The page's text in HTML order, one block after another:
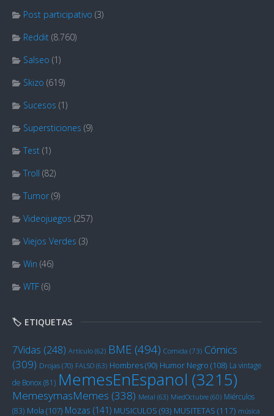
Post participativo (3)
Reddit (8.760)
Salseo (1)
Skizo (619)
Sucesos (1)
Supersticiones (9)
Test (1)
Troll (82)
Tumor (9)
Videojuegos (257)
Viejos Verdes (3)
Win (46)
WTF (6)
🏷️ ETIQUETAS
7Vidas (248) Artículo (62) BME (494) Comida (73) Cómics
(309) Drojas (70) FALSO (63) Hombres(90) Humor Negro (108) La vintage
de Bonox(81) MemesEnEspanol (3215)
MemesymasMemes (338) Metal (63) MiedOctubre (60) Miérculos
(83) Mola (107) Mozas (141) MUSICULOS (93) MUSITETAS (117) música